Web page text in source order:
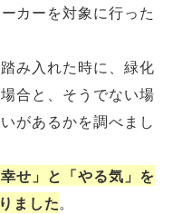
カーを対象に行った
み入れた時に、緑化
合と、そうでない場
があるかを調べまし
せ」と「やる気」を
ました。